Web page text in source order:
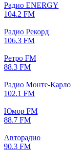
Радио ENERGY
104.2 FM
Радио Рекорд
106.3 FM
Ретро FM
88.3 FM
Радио Монте-Карло
102.1 FM
Юмор FM
88.7 FM
Авторадио
90.3 FM